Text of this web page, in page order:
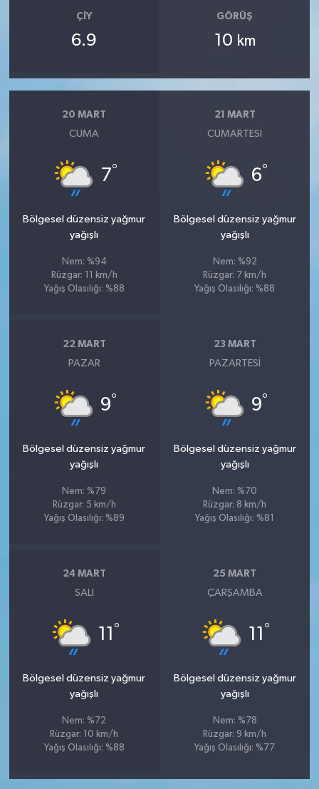
ÇIY
6.9
GÖRÜŞ
10 km
20 MART
CUMA
7°
Bölgesel düzensiz yağmur
yağışlı
Nem: %94
Rüzgar: 11 km/h
Yağış Olasılığı: %88
21 MART
CUMARTESI
6°
Bölgesel düzensiz yağmur
yağışlı
Nem: %92
Rüzgar: 7 km/h
Yağış Olasılığı: %88
22 MART
PAZAR
9°
Bölgesel düzensiz yağmur
yağışlı
Nem: %79
Rüzgar: 5 km/h
Yağış Olasılığı: %89
23 MART
PAZARTESI
9°
Bölgesel düzensiz yağmur
yağışlı
Nem: %70
Rüzgar: 8 km/h
Yağış Olasılığı: %81
24 MART
SALI
11 °
Bölgesel düzensiz yağmur
yağışlı
Nem: %72
Rüzgar: 10 km/h
Yağış Olasılığı: %88
25 MART
ÇARŞAMBA
11 °
Bölgesel düzensiz yağmur
yağışlı
Nem: %78
Rüzgar: 9 km/h
Yağış Olasılığı: %77